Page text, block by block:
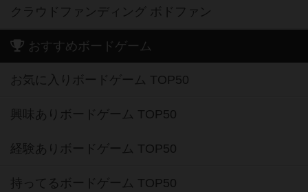
クラウドファンディング ボドファン
おすすめボードゲーム
お気に入りボードゲーム TOP50
興味ありボードゲーム TOP50
経験ありボードゲーム TOP50
持ってるボードゲーム TOP50